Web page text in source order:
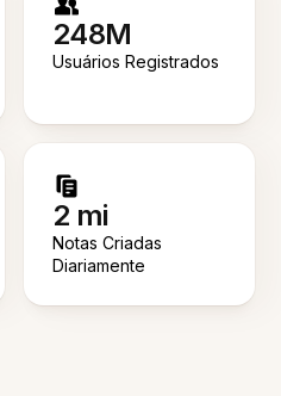
248M
Usuários Registrados
2 mi
Notas Criadas
Diariamente